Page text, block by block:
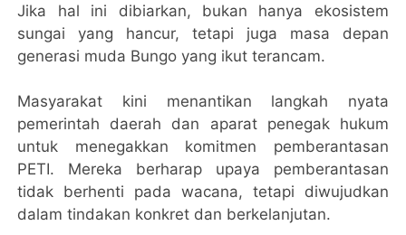
Jika hal ini dibiarkan, bukan hanya ekosistem
sungai yang hancur, tetapi juga masa depan
generasi muda Bungo yang ikut terancam.
Masyarakat kini menantikan langkah nyata
pemerintah daerah dan aparat penegak hukum
untuk menegakkan komitmen pemberantasan
PETI. Mereka berharap upaya pemberantasan
tidak berhenti pada wacana, tetapi diwujudkan
dalam tindakan konkret dan berkelanjutan.